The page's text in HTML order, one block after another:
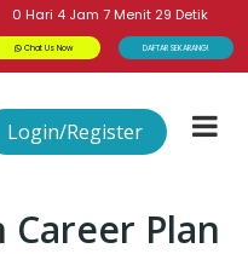
0 Hari 4Jam 7Menit 29 Detik
Chat Us Now DAFTAR SEKARANG!
Login/Register
Career Plan